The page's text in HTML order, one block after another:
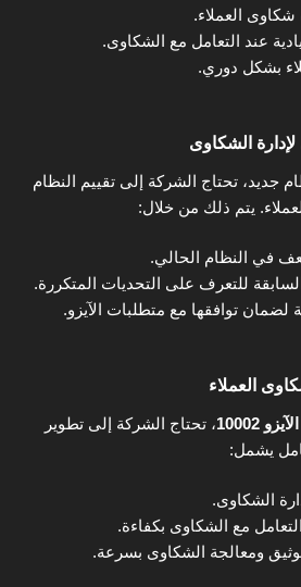
العملاء.
عند التعامل مع الشكاوى.
بشكل دوري.
لإدارة الشكاوى
جديد، تحتاج الشركة إلى تقييم النظام
يتم ذلك من خلال:
في النظام الحالي.
للتعرف على التحديات المتكررة.
لضمان توافقها مع متطلبات الآيزو.
العملاء
10002
، تحتاج الشركة إلى تطوير
يشمل:
الشكاوى.
مع الشكاوى بكفاءة.
ومعالجة الشكاوى بسرعة.